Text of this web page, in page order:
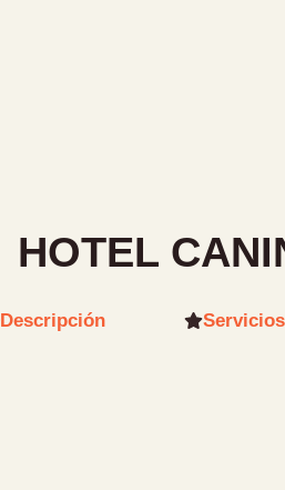
HOTEL
Descripción Servicios